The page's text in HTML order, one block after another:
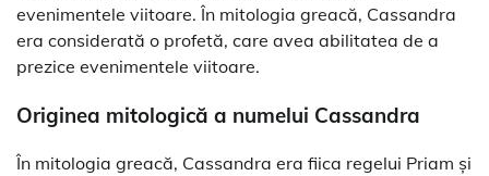
evenimentele viitoare. În mitologia greacă, Cassandra
era considerată o profetă, care avea abilitatea de a
prezice evenimentele viitoare.
Originea mitologică a numelui Cassandra
În mitologia greacă, Cassandra era fiica regelui Priam și